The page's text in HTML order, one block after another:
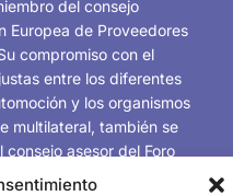
del consejo
Europea de Proveedores
compromiso con el
entre los diferentes
y los organismos
multilateral, también se
asesor del Foro
de la OCDE